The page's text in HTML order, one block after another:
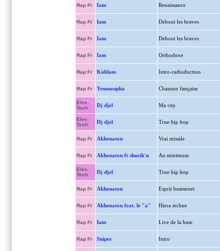
Rap Fr Iam Renaissance
Rap Fr Iam Debout les braves
Rap Fr Iam Debout les braves
Rap Fr Iam Orthodoxe
Rap Fr Kiddam Intro-radioduction
Rap Fr Youssoupha Chanson fançaise
Elec.
Tech.
Dj djel Ma city
Elec.
Tech.
Dj djel True hip hop
Rap Fr Akhenaton Vrai missile
Rap Fr Akhenaton ft shurik'n Au minimum
Elec.
Tech.
Dj djel True hip hop
Rap Fr Akhenaton Esprit beatstreet
Rap Fr Akhenaton feat. le "a" Hiera techne
Rap Fr Iam Live de la base
Rap Fr Sniper Intro